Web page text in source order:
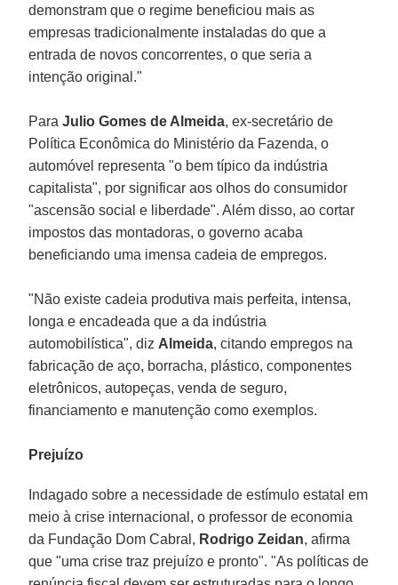
demonstram que o regime beneficiou mais as
empresas tradicionalmente instaladas do que a
entrada de novos concorrentes, o que seria a
intenção original."
ParaJulio Gomes de Almeida, ex-secretário de
Política Econômica do Ministério da Fazenda, o
automóvel representa "o bem típico da indústria
capitalista", por significar aos olhos do consumidor
"ascensão social e liberdade". Além disso, ao cortar
impostos das montadoras, o governo acaba
beneficiando uma imensa cadeia de empregos.
"Não existe cadeia produtiva mais perfeita, intensa,
longa e encadeada que a da indústria
automobilística", diz Almeida, citando empregos na
fabricação de aço, borracha, plástico, componentes
eletrônicos, autopeças, venda de seguro,
financiamento e manutenção como exemplos.
Prejuízo
Indagado sobre a necessidade de estímulo estatal em
meio à crise internacional, o professor de economia
da Fundação Dom Cabral, Rodrigo Zeidan, afirma
que "uma crise traz prejuízo e pronto". "As políticas de